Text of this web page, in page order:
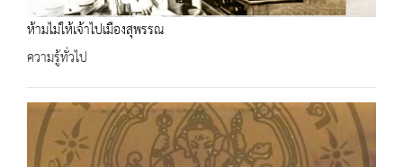
ห้ามไม่ให้เจ้าไปเมืองสุพรรณ
ความรู้ทั่วไป